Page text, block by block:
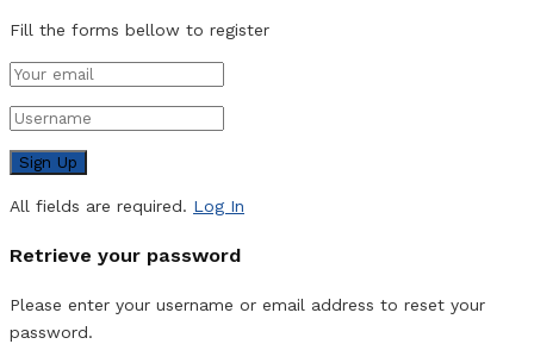
Fill the forms bellow to register
All fields are required. Log In
Retrieve your password
Please enter your username or email address to reset your
password.